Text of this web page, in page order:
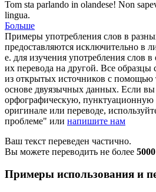
Tom sta parlando in olandese! Non
lingua.
Больше
Примеры употребления слов в
предоставляются исключительно в
е. для изучения употребления слов
их перевода на другой. Все образцы
из открытых источников с помощью
основе двуязычных данных. Если
орфографическую,
оригинале или переводе,
проблеме" или напишите нам
Ваш текст переведен частично.
Вы можете переводить не более 5000
Примеры использования и